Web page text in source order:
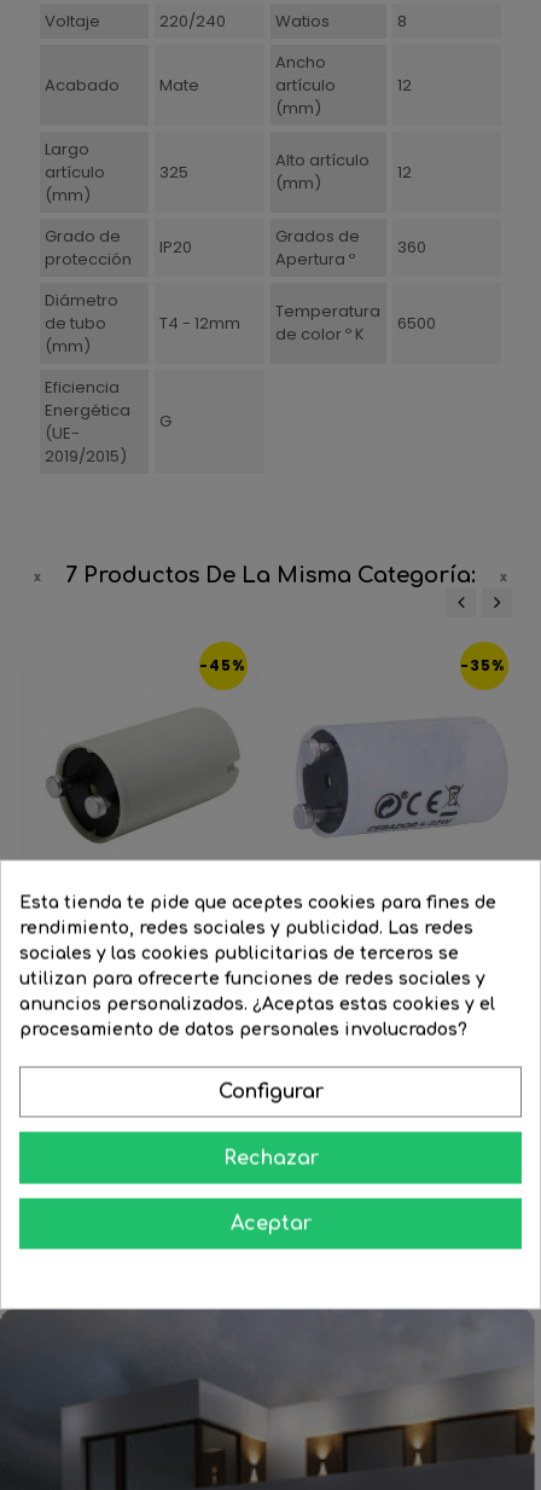
Voltaje 220/240 Watios 8
Acabado Mate
Ancho
artículo
(mm)
12
Largo
artículo
(mm)
325
Alto artículo
(mm)
12
Grado de
protección
IP20
Grados de
Apertura º
360
Diámetro
de tubo
(mm)
T4 - 12mm
Temperatura
de color º K
6500
Eficiencia
Energética
(UE-
2019/2015)
G
7 Productos De La Misma Categoría:
-45%
Cebador 4-65W FS-11 starter
Precio
3,11 € Precio
1,87 €

-35%
Cebador arrancador para...
Precio
0,92 € Precio
0,60 €
COMPRAR
Esta tienda te pide que aceptes cookies para fines de
rendimiento, redes sociales y publicidad. Las redes
sociales y las cookies publicitarias de terceros se
utilizan para ofrecerte funciones de redes sociales y
anuncios personalizados. ¿Aceptas estas cookies y el
procesamiento de datos personales involucrados?
Configurar
Rechazar
Aceptar